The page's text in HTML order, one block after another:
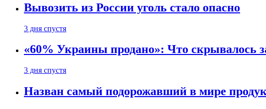
Вывозить из России уголь стало опасно
3 дня спустя
«60% Украины продано»: Что скрывалось
3 дня спустя
Назван самый подорожавший в мире